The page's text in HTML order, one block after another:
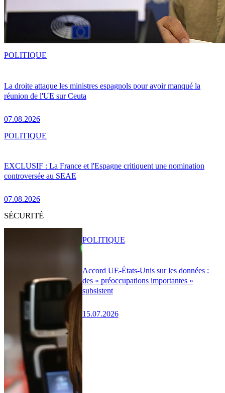
La droite attaque les ministres espagnols pour avoir manqué la
réunion de l'UE sur Ceuta
07.08.2026
POLITIQUE
EXCLUSIF : La France et l'Espagne critiquent une nomination
controversée au SEAE
07.08.2026
POLITIQUE
SÉCURITÉ
Accord UE-États-Unis sur les données :
des « préoccupations importantes »
subsistent
15.07.2026
POLITIQUE